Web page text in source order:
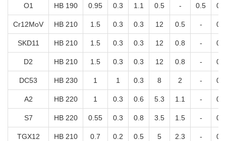
O1
HB 190 0.95 0.3 1.1 0.5 - 0.5 0.1
Cr12MoV HB 210 1.5 0.3 0.3 12 0.5 - 0.2
SKD11 HB 210 1.5 0.3 0.3 12 0.8 - 0.3
D2 HB 210 1.5 0.3 0.3 12 0.8 - 0.8
DC53 HB 230 1 1 0.3 8 2 - 0.3
A2 HB 220 1 0.3 0.6 5.3 1.1 - 0.2
S7 HB 220 0.55 0.3 0.8 3.5 1.5 - 0.2
TGX12 HB 210 0.7 0.2 0.5 5 2.3 - 0.5